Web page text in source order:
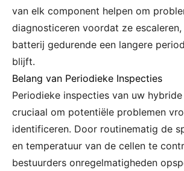
van elk component helpen om
diagnosticeren voordat ze
batterij gedurende een langere
blijft.
Belang van Periodieke Inspecties
Periodieke inspecties van uw
cruciaal om potentiële problemen
identificeren. Door routinematig de
en temperatuur van de cellen te
bestuurders onregelmatigheden